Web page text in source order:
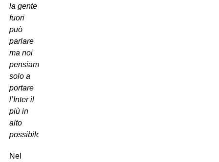
la gente
fuori
può
parlare
ma noi
pensiamo
solo a
portare
l’Inter il
più in
alto
possibile”.
Nel